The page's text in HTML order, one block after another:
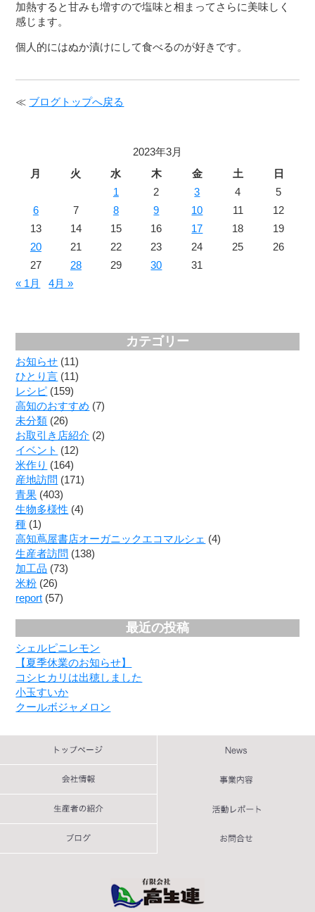
加熱すると甘みも増すので塩味と相まってさらに美味しく
感じます。
個人的にはぬか漬けにして食べるのが好きです。
≪ ブログトップへ戻る
2023年3月
月
火 水 木 金 土
日
1
2 3 4
5
6
7 8 9 10 11
12
13
14 15 16 17 18
19
20
21 22 23 24 25
26
27
28 29 30
31
« 1月
4月 »
カテゴリー
お知らせ (11)
ひとり言 (11)
レシピ (159)
高知のおすすめ (7)
未分類 (26)
お取引き店紹介 (2)
イベント (12)
米作り (164)
産地訪問 (171)
青果 (403)
生物多様性 (4)
種 (1)
高知蔦屋書店オーガニックエコマルシェ (4)
生産者訪問 (138)
加工品 (73)
米粉 (26)
report (57)
最近の投稿
シェルピニレモン
【夏季休業のお知らせ】
コシヒカリは出穂しました
小玉すいか
クールボジャメロン